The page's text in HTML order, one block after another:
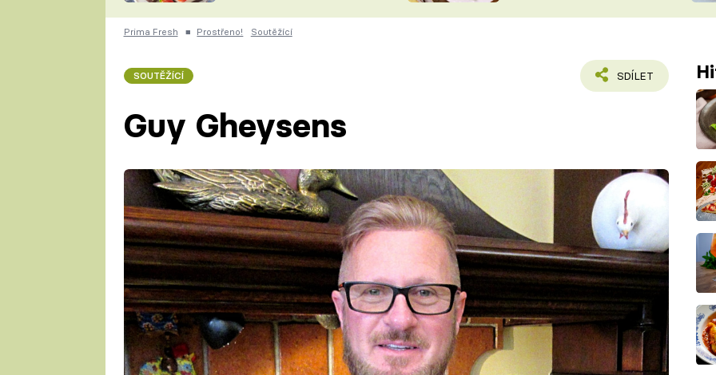
JAROSLAV SAPÍK
ČESKO NA TALÍŘI
ČASOPIS
Prima Fresh ■ Prostřeno! Soutěžící
SOUTĚŽÍCÍ SDÍLET
Guy Gheysens